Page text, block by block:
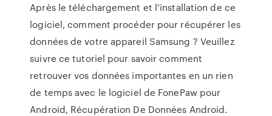
Après le téléchargement et l’installation de ce
logiciel, comment procéder pour récupérer les
données de votre appareil Samsung ? Veuillez
suivre ce tutoriel pour savoir comment
retrouver vos données importantes en un rien
de temps avec le logiciel de FonePaw pour
Android, Récupération De Données Android.